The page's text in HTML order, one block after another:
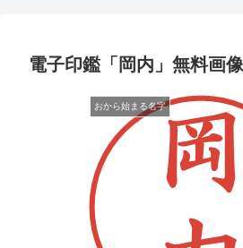
電子印鑑「岡内」無料画
おから始まる名字